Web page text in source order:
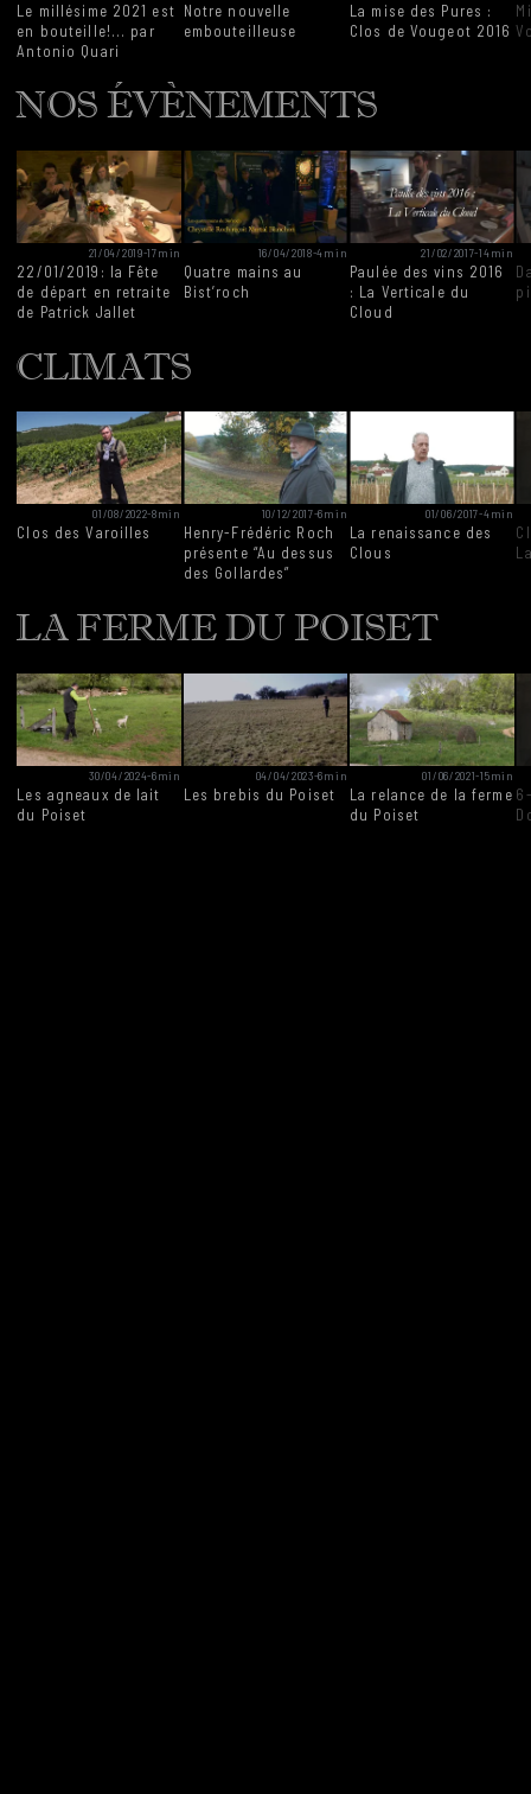
Le millésime 2021 est
en bouteille!... par
Antonio Quari
Notre nouvelle
embouteilleuse
La mise des Pures :
Clos de Vougeot 2016
NOS ÉVÈNEMENTS
21/04/2019-17min
22/01/2019: la Fête
de départ en retraite
de Patrick Jallet
16/04/2018-4min
Quatre mains au
Bist’roch
21/02/2017-14min
Paulée des vins 2016
: La Verticale du
Cloud
CLIMATS
01/08/2022-8min
Clos des Varoilles
10/12/2017-6min
Henry-Frédéric Roch
présente “Au dessus
des Gollardes”
01/06/2017-4min
La renaissance des
Clous
LA FERME DU POISET
30/04/2024-6min
Les agneaux de lait
du Poiset
04/04/2023-6min
Les brebis du Poiset
01/06/2021-15min
La relance de la ferme
du Poiset